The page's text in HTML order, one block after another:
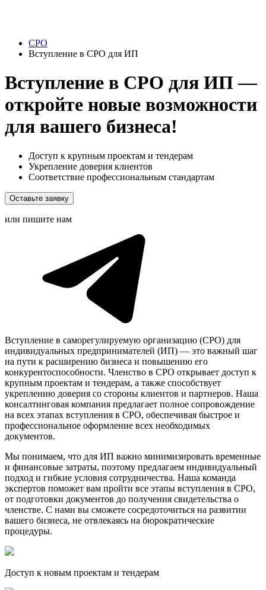
СРО
Вступление в СРО для ИП
Вступление в СРО для ИП —
откройте новые возможности
для вашего бизнеса!
Доступ к крупным проектам и тендерам
Укрепление доверия клиентов
Соответствие профессиональным стандартам
Оставьте заявку
или пишите нам
Вступление в саморегулируемую организацию (СРО) для
индивидуальных предпринимателей (ИП) — это важный шаг
на пути к расширению бизнеса и повышению его
конкурентоспособности. Членство в СРО открывает доступ к
крупным проектам и тендерам, а также способствует
укреплению доверия со стороны клиентов и партнеров. Наша
консалтинговая компания предлагает полное сопровождение
на всех этапах вступления в СРО, обеспечивая быстрое и
профессиональное оформление всех необходимых
документов.
Мы понимаем, что для ИП важно минимизировать временные
и финансовые затраты, поэтому предлагаем индивидуальный
подход и гибкие условия сотрудничества. Наша команда
экспертов поможет вам пройти все этапы вступления в СРО,
от подготовки документов до получения свидетельства о
членстве. С нами вы сможете сосредоточиться на развитии
вашего бизнеса, не отвлекаясь на бюрократические
процедуры.
Доступ к новым проектам и тендерам